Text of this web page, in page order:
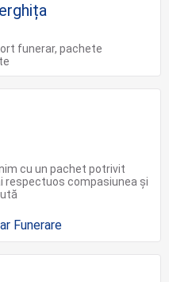
funerar, pachete
cu un pachet potrivit
respectuos compasiunea și